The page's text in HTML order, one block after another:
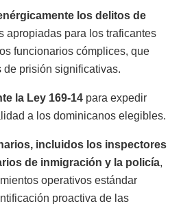
los delitos de
apropiadas para los traficantes
funcionarios cómplices, que
prisión significativas.
la Ley 169-14 para expedir
a los dominicanos elegibles.
incluidos los inspectores
de inmigración y la policía,
operativos estándar
proactiva de las